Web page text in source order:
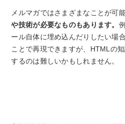
メルマガではさまざまなことが可
や技術が必要なものもあります。
ール自体に埋め込んだりしたい場
ことで再現できますが、HTMLの
するのは難しいかもしれません。